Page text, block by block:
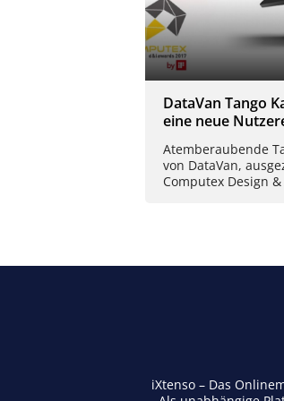
DataVan Tango
eine neue
Atemberaubende
von DataVan,
Computex Design
iXtenso – Das